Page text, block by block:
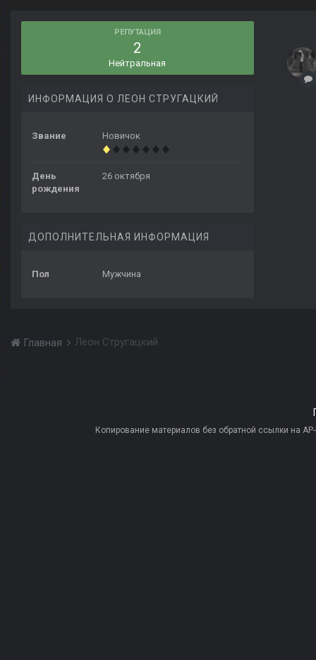
РЕПУТАЦИЯ
2
Нейтральная
ИНФОРМАЦИЯ О ЛЕОН СТРУГАЦКИЙ
Звание Новичок
День
рождения
26 октября
ДОПОЛНИТЕЛЬНАЯ ИНФОРМАЦИЯ
Пол Мужчина
Главная Леон Стругацкий
Копирование материалов без обратной ссылки на